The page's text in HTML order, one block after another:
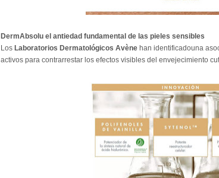
DermAbsolu el antiedad fundamental de las pieles sensibles
Los Laboratorios Dermatológicos Avène han identificadouna
activos para contrarrestar los efectos visibles del envejecimiento